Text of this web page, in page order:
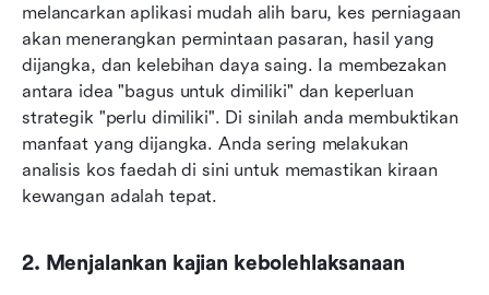
melancarkan aplikasi mudah alih baru, kes perniagaan
akan menerangkan permintaan pasaran, hasil yang
dijangka, dan kelebihan daya saing. Ia membezakan
antara idea "bagus untuk dimiliki" dan keperluan
strategik "perlu dimiliki". Di sinilah anda membuktikan
manfaat yang dijangka. Anda sering melakukan
analisis kos faedah di sini untuk memastikan kiraan
kewangan adalah tepat.
2. Menjalankan kajian kebolehlaksanaan